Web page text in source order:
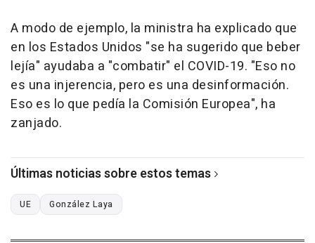
A modo de ejemplo, la ministra ha explicado que
en los Estados Unidos "se ha sugerido que beber
lejía" ayudaba a "combatir" el COVID-19. "Eso no
es una injerencia, pero es una desinformación.
Eso es lo que pedía la Comisión Europea", ha
zanjado.
Últimas noticias sobre estos temas
UE González Laya